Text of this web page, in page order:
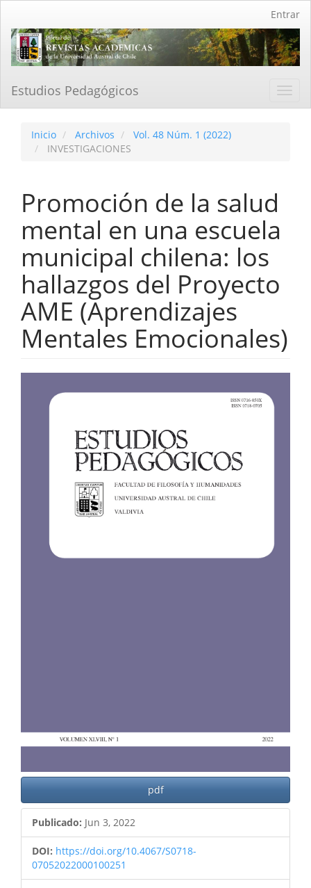
Contenido
principal
Barra
Entrar
Estudios Pedagógicos
Inicio Archivos
Vol. 48 Núm. 1 (2022)
INVESTIGACIONES
Promoción de la salud
mental en una escuela
municipal chilena: los
hallazgos del Proyecto
AME (Aprendizajes
Mentales Emocionales)
lateral
artículo
pdf
Publicado: Jun 3, 2022
DOI: https://doi.org/10.4067/S0718-
07052022000100251